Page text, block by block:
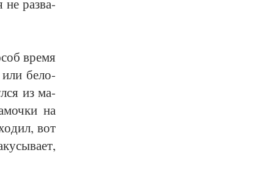
не раз­ва­
вре­мя
или бе­ло­
из ма­
на
вот